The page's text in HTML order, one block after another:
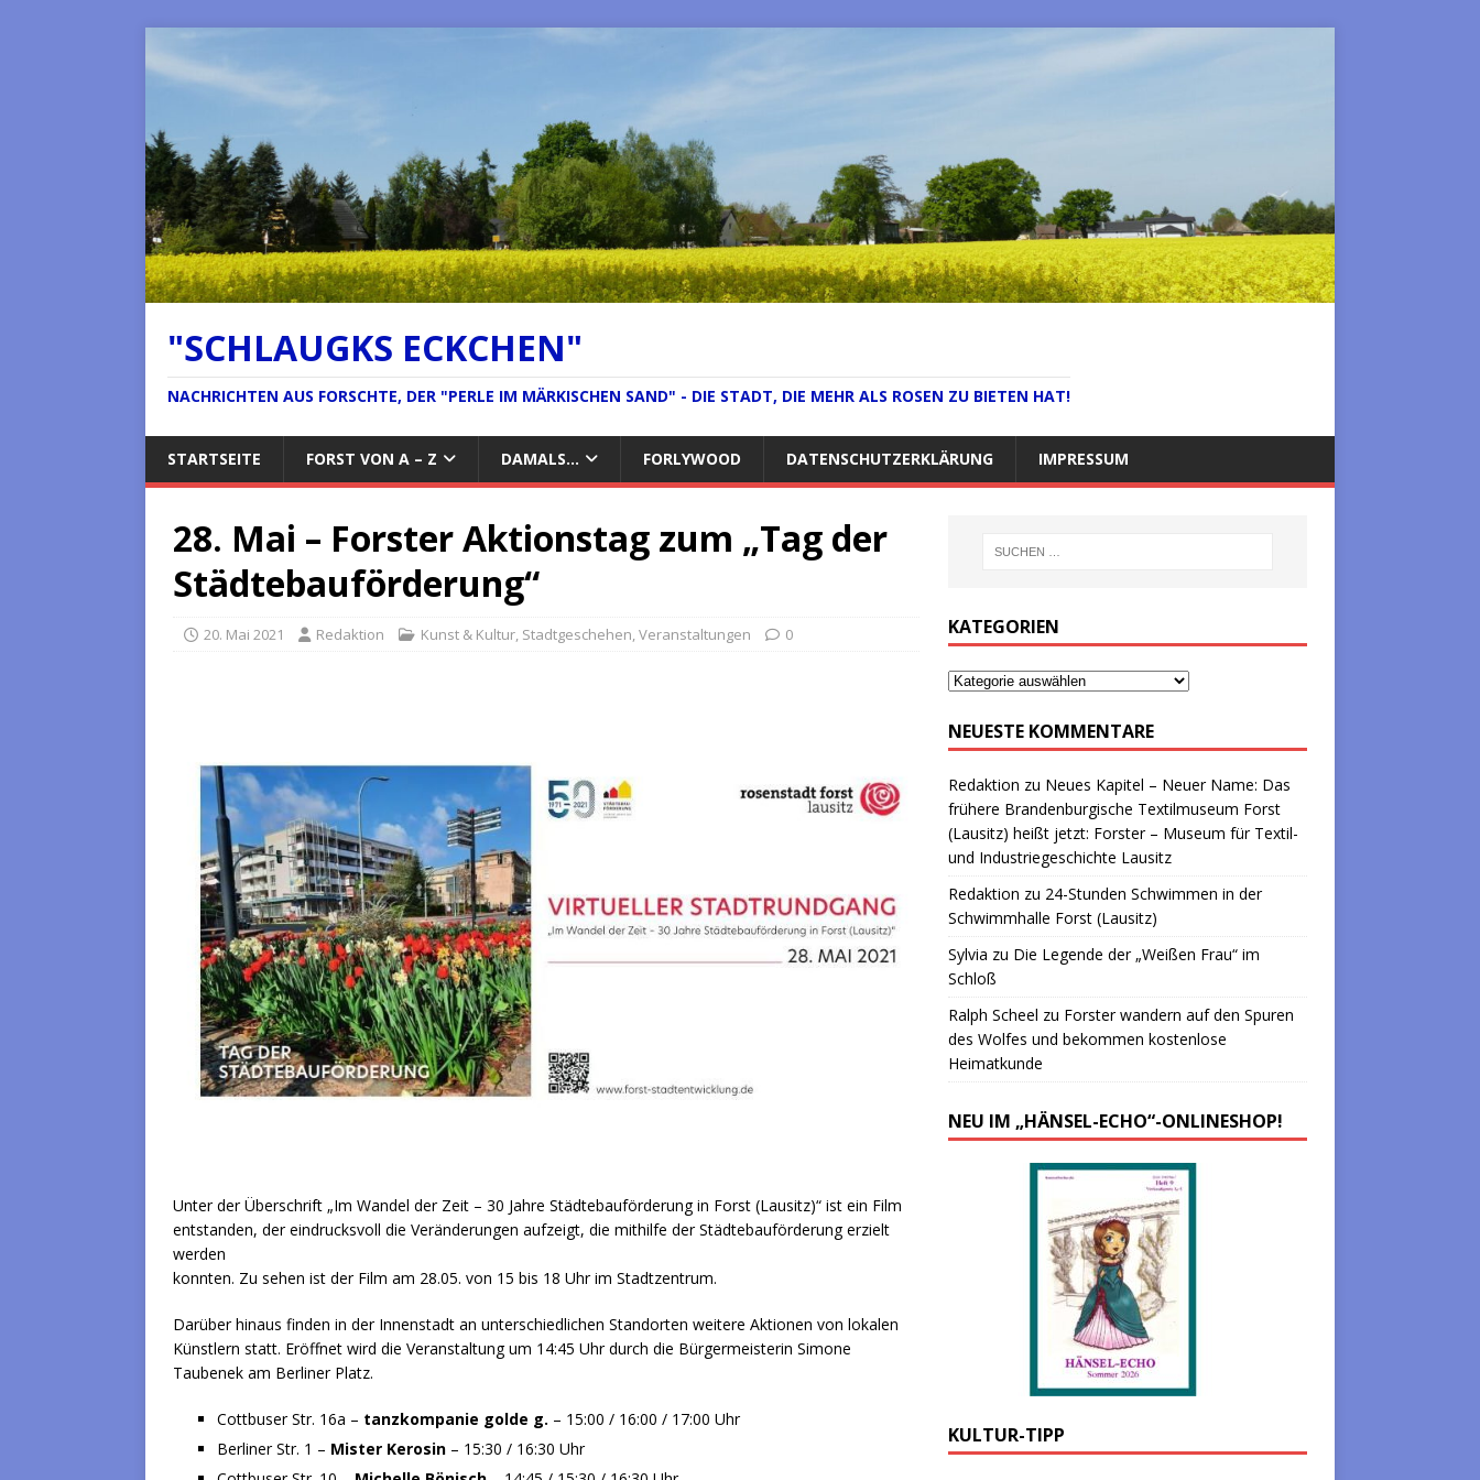
"SCHLAUGKS ECKCHEN"
NACHRICHTEN AUS FORSCHTE, DER "PERLE IM MÄRKISCHEN SAND" - DIE STADT, DIE MEHR ALS ROSEN ZU BIETEN HAT!
STARTSEITE FORST VON A – Z DAMALS… FORLYWOOD DATENSCHUTZERKLÄRUNG IMPRESSUM
28. Mai – Forster Aktionstag zum „Tag der
Städtebauförderung“
20. Mai 2021 Redaktion Kunst & Kultur, Stadtgeschehen,Veranstaltungen 0
Unter der Überschrift „Im Wandel der Zeit – 30 Jahre Städtebauförderung in Forst (Lausitz)“ ist ein Film
entstanden, der eindrucksvoll die Veränderungen aufzeigt, die mithilfe der Städtebauförderung erzielt
werden
konnten. Zu sehen ist der Film am 28.05. von 15 bis 18 Uhr im Stadtzentrum.
Darüber hinaus finden in der Innenstadt an unterschiedlichen Standorten weitere Aktionen von lokalen
Künstlern statt. Eröffnet wird die Veranstaltung um 14:45 Uhr durch die Bürgermeisterin Simone
Taubenek am Berliner Platz.
Cottbuser Str. 16a – tanzkompanie golde g. – 15:00 / 16:00 / 17:00 Uhr
Berliner Str. 1 – Mister Kerosin – 15:30 / 16:30 Uhr
KATEGORIEN
NEUESTE KOMMENTARE
Redaktion zu Neues Kapitel – Neuer Name: Das
frühere Brandenburgische Textilmuseum Forst
(Lausitz) heißt jetzt: Forster – Museum für Textil-
und Industriegeschichte Lausitz
Redaktion zu 24-Stunden Schwimmen in der
Schwimmhalle Forst (Lausitz)
Sylvia zu Die Legende der „Weißen Frau“ im
Schloß
Ralph Scheel zu Forster wandern auf den Spuren
des Wolfes und bekommen kostenlose
Heimatkunde
NEU IM „HÄNSEL-ECHO“-ONLINESHOP!
KULTUR-TIPP